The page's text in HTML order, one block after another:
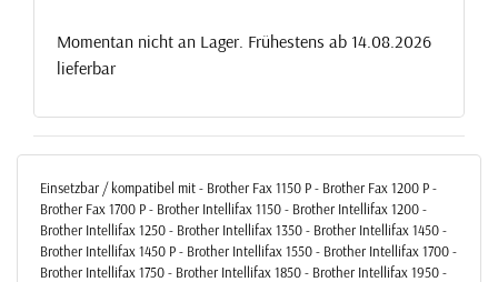
Momentan nicht an Lager. Frühestens ab 14.08.2026
lieferbar
Einsetzbar / kompatibel mit - Brother Fax 1150 P - Brother Fax 1200 P -
Brother Fax 1700 P - Brother Intellifax 1150 - Brother Intellifax 1200 -
Brother Intellifax 1250 - Brother Intellifax 1350 - Brother Intellifax 1450 -
Brother Intellifax 1450 P - Brother Intellifax 1550 - Brother Intellifax 1700 -
Brother Intellifax 1750 - Brother Intellifax 1850 - Brother Intellifax 1950 -